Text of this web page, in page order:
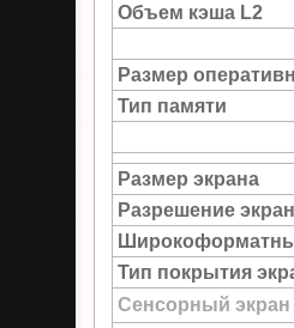
Объем кэша L2
Размер
Тип памяти
Размер экрана
Разрешение
Тип покрытия
Сенсорный экран